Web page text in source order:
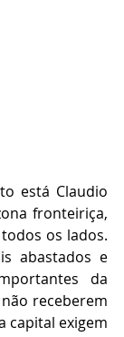
está Claudio
fronteiriça,
os lados.
abastados e
da
receberem
capital exigem